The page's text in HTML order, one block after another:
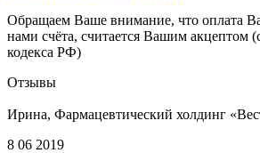
Обращаем Ваше внимание, что оплата
нами счёта, считается Вашим акцептом
кодекса РФ)
Отзывы
Ирина, Фармацевтический холдинг
8 06 2019